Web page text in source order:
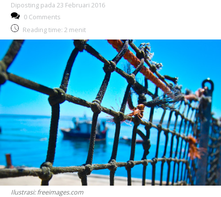
Diposting pada 23 Februari 2016
0 Comments
Reading time: 2 menit
Ilustrasi: freeimages.com